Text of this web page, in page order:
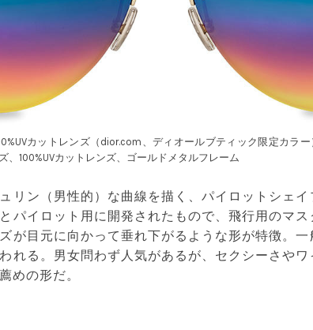
カットレンズ（dior.com、ディオールブティック限定カラ
、100%UVカットレンズ、ゴールドメタルフレーム
リン（男性的）な曲線を描く、パイロットシェイ
パイロット用に開発されたもので、飛行用のマ
が目元に向かって垂れ下がるような形が特徴。
れる。男女問わず人気があるが、セクシーさや
めの形だ。